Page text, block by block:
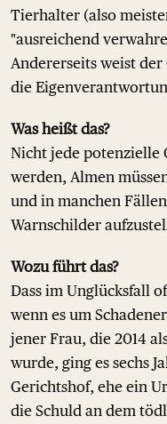
Tierhalter (also
"ausreichend
Andererseits weist
die
Was heißt das?
Nicht jede potenzielle
werden, Almen
und in manchen
Warnschilder
Wozu führt das?
Dass im Unglücksfall
wenn es um
jener Frau, die 2014
wurde, ging es sechs
Gerichtshof, ehe ein
die Schuld an dem